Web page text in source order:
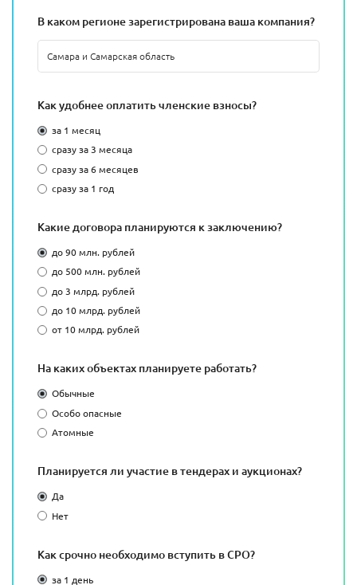
В каком регионе зарегистрирована ваша компания?
Как удобнее оплатить членские взносы?
за 1 месяц
сразу за 3 месяца
сразу за 6 месяцев
сразу за 1 год
Какие договора планируются к заключению?
до 90 млн. рублей
до 500 млн. рублей
до 3 млрд. рублей
до 10 млрд. рублей
от 10 млрд. рублей
На каких объектах планируете работать?
Обычные
Особо опасные
Атомные
Планируется ли участие в тендерах и аукционах?
Да
Нет
Как срочно необходимо вступить в СРО?
за 1 день